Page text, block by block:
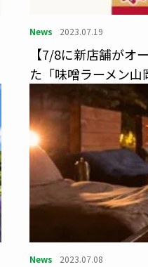
News 2023.07.19
【7/8に新店舗がオ
た「味噌ラーメン山
News 2023.07.08